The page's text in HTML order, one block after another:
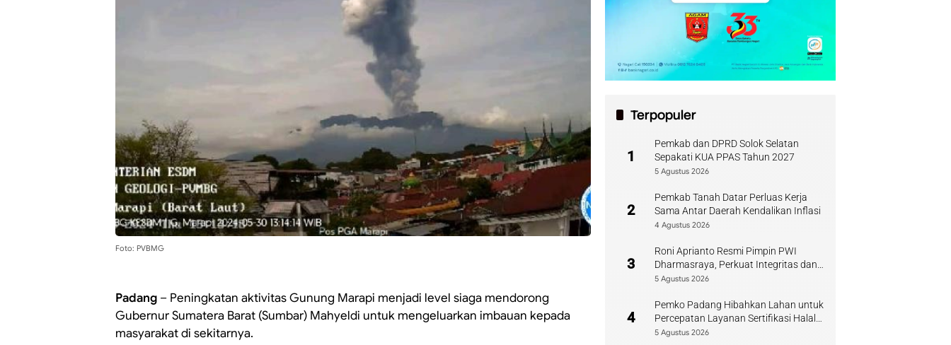
Foto: PVBMG
Padang – Peningkatan aktivitas Gunung Marapi menjadi level siaga mendorong
Gubernur Sumatera Barat (Sumbar) Mahyeldi untuk mengeluarkan imbauan kepada
masyarakat di sekitarnya.
Terpopuler
1
Pemkab dan DPRD Solok Selatan
Sepakati KUA PPAS Tahun 2027
5 Agustus 2026
2
Pemkab Tanah Datar Perluas Kerja
Sama Antar Daerah Kendalikan Inflasi
4 Agustus 2026
3
Roni Aprianto Resmi Pimpin PWI
Dharmasraya, Perkuat Integritas dan
Kompetensi Jurnalis
5 Agustus 2026
4
Pemko Padang Hibahkan Lahan untuk
Percepatan Layanan Sertifikasi Halal
di Sumbar
5 Agustus 2026